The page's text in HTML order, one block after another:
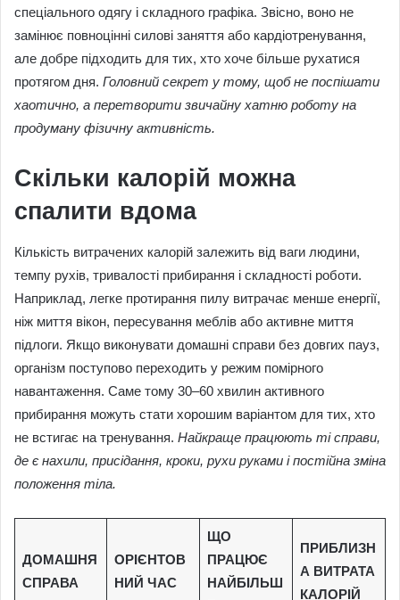
спеціального одягу і складного графіка. Звісно, воно не
замінює повноцінні силові заняття або кардіотренування,
але добре підходить для тих, хто хоче більше рухатися
протягом дня. Головний секрет у тому, щоб не поспішати
хаотично, а перетворити звичайну хатню роботу на
продуману фізичну активність.
Скільки калорій можна
спалити вдома
Кількість витрачених калорій залежить від ваги людини,
темпу рухів, тривалості прибирання і складності роботи.
Наприклад, легке протирання пилу витрачає менше енергії,
ніж миття вікон, пересування меблів або активне миття
підлоги. Якщо виконувати домашні справи без довгих пауз,
організм поступово переходить у режим помірного
навантаження. Саме тому 30–60 хвилин активного
прибирання можуть стати хорошим варіантом для тих, хто
не встигає на тренування. Найкраще працюють ті справи,
де є нахили, присідання, кроки, рухи руками і постійна зміна
положення тіла.
ДОМАШНЯ
СПРАВА
ОРІЄНТОВ
НИЙ ЧАС
ЩО
ПРАЦЮЄ
НАЙБІЛЬШ
ПРИБЛИЗН
А ВИТРАТА
КАЛОРІЙ